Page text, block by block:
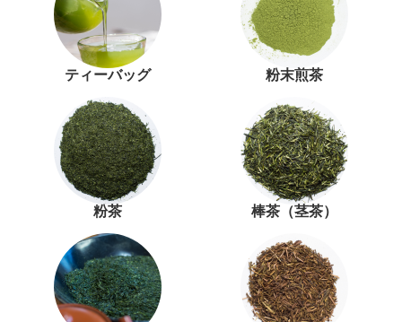
ティーバッグ 粉末煎茶
粉茶 棒茶（茎茶）